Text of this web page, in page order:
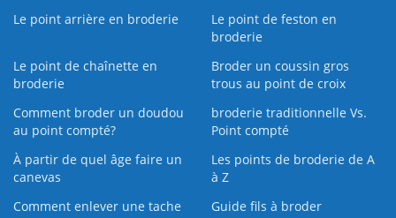
Le point arrière en broderie
Le point de feston en
broderie
Le point de chaînette en
broderie
Broder un coussin gros
trous au point de croix
Comment broder un doudou
au point compté?
broderie traditionnelle Vs.
Point compté
À partir de quel âge faire un
canevas
Les points de broderie de A
à Z
Comment enlever une tache
Guide fils à broder